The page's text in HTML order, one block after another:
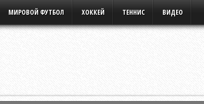
МИРОВОЙ ФУТБОЛ ХОККЕЙ ТЕННИС ВИДЕО